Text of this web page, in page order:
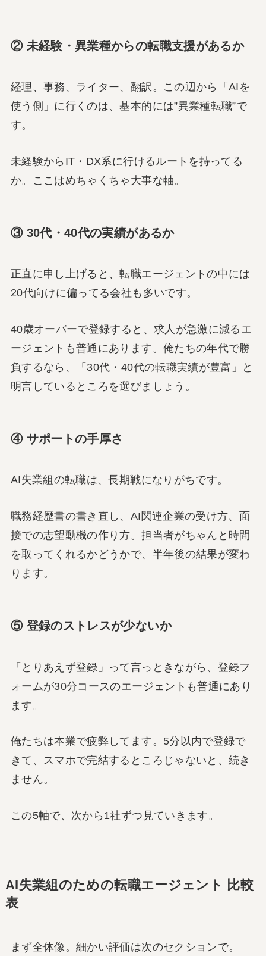
② 未経験・異業種からの転職支援があるか
経理、事務、ライター、翻訳。この辺から「AIを
使う側」に行くのは、基本的には”異業種転職”で
す。
未経験からIT・DX系に行けるルートを持ってる
か。ここはめちゃくちゃ大事な軸。
③ 30代・40代の実績があるか
正直に申し上げると、転職エージェントの中には
20代向けに偏ってる会社も多いです。
40歳オーバーで登録すると、求人が急激に減るエ
ージェントも普通にあります。俺たちの年代で勝
負するなら、「30代・40代の転職実績が豊富」と
明言しているところを選びましょう。
④ サポートの手厚さ
AI失業組の転職は、長期戦になりがちです。
職務経歴書の書き直し、AI関連企業の受け方、面
接での志望動機の作り方。担当者がちゃんと時間
を取ってくれるかどうかで、半年後の結果が変わ
ります。
⑤ 登録のストレスが少ないか
「とりあえず登録」って言っときながら、登録フ
ォームが30分コースのエージェントも普通にあり
ます。
俺たちは本業で疲弊してます。5分以内で登録で
きて、スマホで完結するところじゃないと、続き
ません。
この5軸で、次から1社ずつ見ていきます。
AI失業組のための転職エージェント 比較
表
まず全体像。細かい評価は次のセクションで。